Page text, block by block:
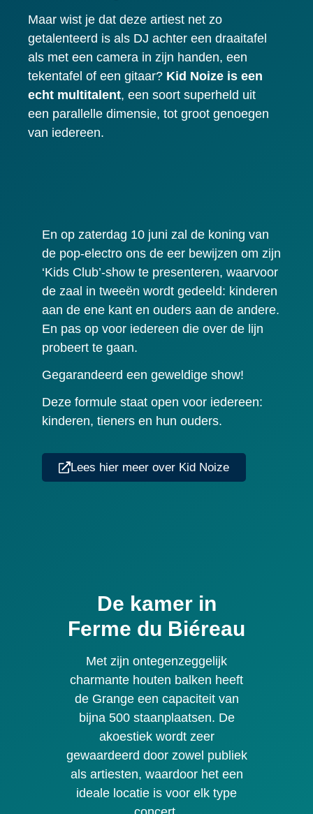
Maar wist je dat deze artiest net zo
getalenteerd is als DJ achter een draaitafel
als met een camera in zijn handen, een
tekentafel of een gitaar? Kid Noize is een
echt multitalent, een soort superheld uit
een parallelle dimensie, tot groot genoegen
van iedereen.
En op zaterdag 10 juni zal de koning van
de pop-electro ons de eer bewijzen om zijn
‘Kids Club’-show te presenteren, waarvoor
de zaal in tweeën wordt gedeeld: kinderen
aan de ene kant en ouders aan de andere.
En pas op voor iedereen die over de lijn
probeert te gaan.
Gegarandeerd een geweldige show!
Deze formule staat open voor iedereen:
kinderen, tieners en hun ouders.
Lees hier meer over Kid Noize
De kamer in
Ferme du Biéreau
Met zijn ontegenzeggelijk
charmante houten balken heeft
de Grange een capaciteit van
bijna 500 staanplaatsen. De
akoestiek wordt zeer
gewaardeerd door zowel publiek
als artiesten, waardoor het een
ideale locatie is voor elk type